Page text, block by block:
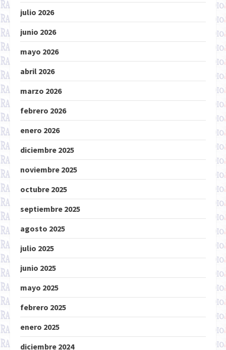
julio 2026
junio 2026
mayo 2026
abril 2026
marzo 2026
febrero 2026
enero 2026
diciembre 2025
noviembre 2025
octubre 2025
septiembre 2025
agosto 2025
julio 2025
junio 2025
mayo 2025
febrero 2025
enero 2025
diciembre 2024